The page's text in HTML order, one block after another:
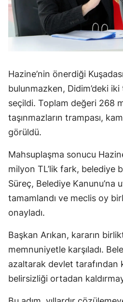
Hazine’nin önerdiği
bulunmazken, Didim’deki
seçildi. Toplam değeri 268
taşınmazların trampası,
görüldü.
Mahsuplaşma sonucu
milyon TL’lik fark, belediye
Süreç, Belediye Kanunu’na
tamamlandı ve meclis oy
onayladı.
Başkan Arıkan, kararın
memnuniyetle karşıladı.
azaltarak devlet tarafından
belirsizliği ortadan